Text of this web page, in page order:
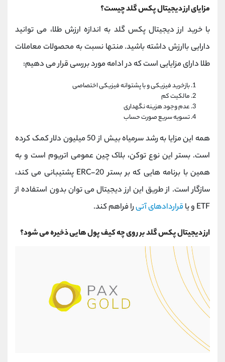
مزایای ارز دیجیتال پکس گلد چیست؟
با خرید ارز دیجیتال پکس گلد به اندازه ارزش طلا، می توانید
دارایی باارزش داشته باشید. منتها نسبت به محصولات معاملات
طلا دارای مزایایی است که در ادامه مورد بررسی قرار می دهیم:
بازخرید فیزیکی و با پشتوانه فیزیکی اختصاصی
مالکیت کم
عدم وجود هزینه نگهداری
تسویه سریع صورت حساب
همه این مزایا به رشد سرمیاه بیش از 50 میلیون دلار کمک کرده
است. بستر این نوع توکن، بلاک چین عمومی اتریوم است و به
همین با برنامه هایی که بر بستر ERC-20 پشتیبانی می کند،
سازگار است. از طریق این ارز دیجیتال می توان بدون استفاده از
ETF و یا
قراردادهای آتیرا فراهم کند.
ارز دیجیتال پکس گلد بر روی چه کیف پول هایی ذخیره می شود؟